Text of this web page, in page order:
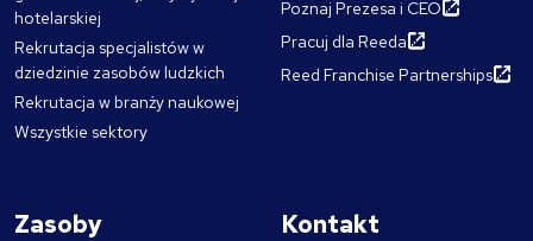
hotelarskiej
Rekrutacja specjalistów w
dziedzinie zasobów ludzkich
Rekrutacja w branży naukowej
Wszystkie sektory
Poznaj Prezesa i CEO
Pracuj dla Reeda
Reed Franchise Partnerships
Zasoby Kontakt